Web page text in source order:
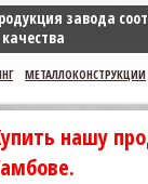
завода
МЕТАЛЛОКОНСТРУКЦИИ
нашу